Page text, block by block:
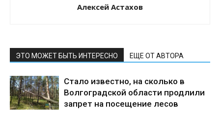
Алексей Астахов
ЭТО МОЖЕТ БЫТЬ ИНТЕРЕСНО ЕЩЕ ОТ АВТОРА
Стало известно, на сколько в
Волгоградской области продлили
запрет на посещение лесов